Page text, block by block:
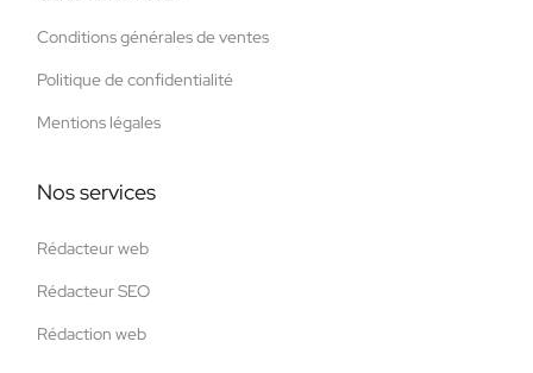
Conditions générales de ventes
Politique de confidentialité
Mentions légales
Nos services
Rédacteur web
Rédacteur SEO
Rédaction web